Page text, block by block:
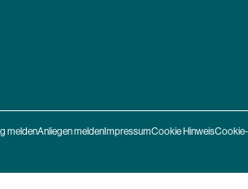
meldenAnliegen melden ImpressumCookie Hinweis